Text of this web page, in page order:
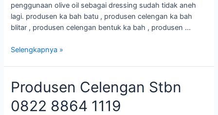
penggunaan olive oil sebagai dressing sudah tidak aneh
lagi. produsen ka bah batu , produsen celengan ka bah
blitar , produsen celengan bentuk ka bah , produsen …
Selengkapnya »
Produsen Celengan Stbn
0822 8864 1119
Produsen
Celengan
Stbn